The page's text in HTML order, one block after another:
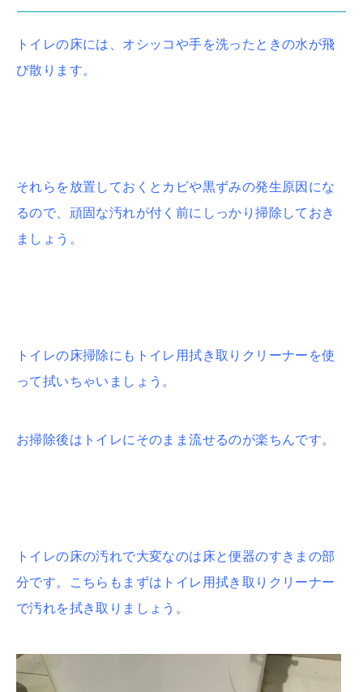
トイレの床には、オシッコや手を洗ったときの水が飛
び散ります。
それらを放置しておくとカビや黒ずみの発生原因にな
るので、頑固な汚れが付く前にしっかり掃除しておき
ましょう。
トイレの床掃除にもトイレ用拭き取りクリーナーを使
って拭いちゃいましょう。
お掃除後はトイレにそのまま流せるのが楽ちんです。
トイレの床の汚れで大変なのは床と便器のすきまの部
分です。
こちらもまずはトイレ用拭き取りクリーナー
で汚れを拭き取りましょう。